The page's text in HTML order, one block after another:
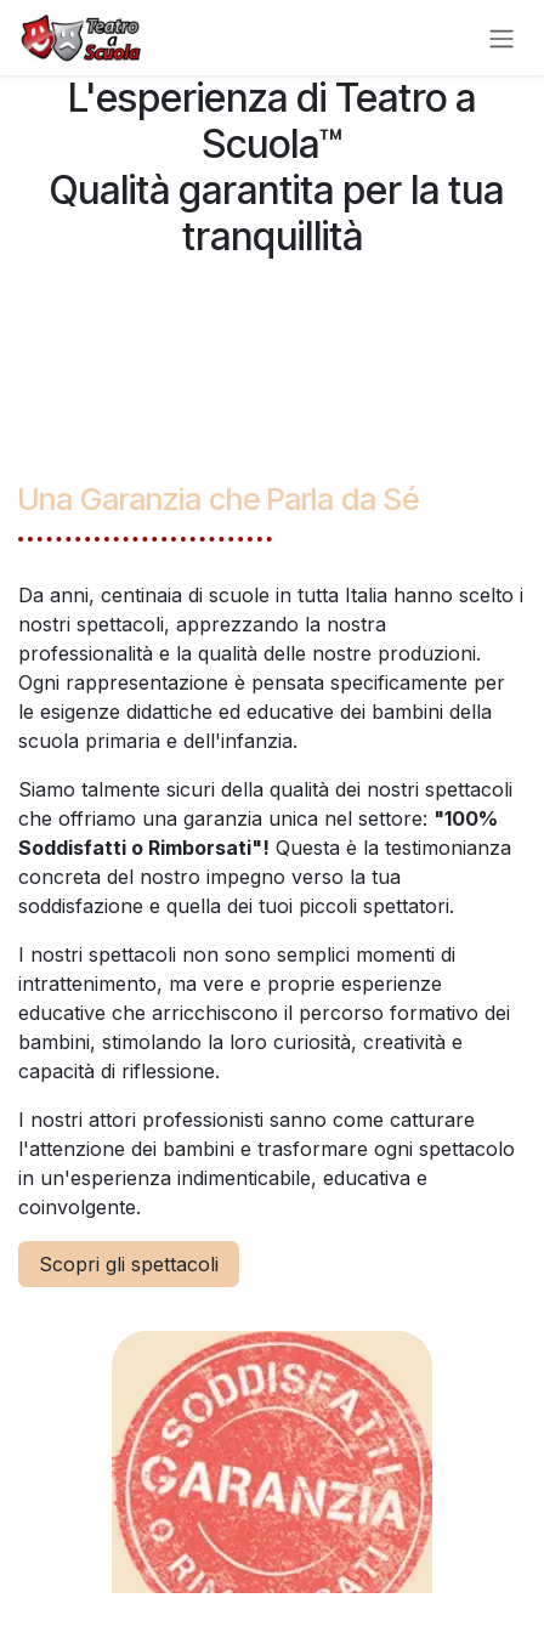
Passa al contenuto
L'esperienza di Teatro a
Scuola™
Qualità garantita per la tua
tranquillità
Una Garanzia che Parla da Sé
Da anni, centinaia di scuole in tutta Italia hanno scelto i
nostri spettacoli, apprezzando la nostra
professionalità e la qualità delle nostre produzioni.
Ogni rappresentazione è pensata specificamente per
le esigenze didattiche ed educative dei bambini della
scuola primaria e dell'infanzia.
Siamo talmente sicuri della qualità dei nostri spettacoli
che offriamo una garanzia unica nel settore: "100%
Soddisfatti o Rimborsati"! Questa è la testimonianza
concreta del nostro impegno verso la tua
soddisfazione e quella dei tuoi piccoli spettatori.
I nostri spettacoli non sono semplici momenti di
intrattenimento, ma vere e proprie esperienze
educative che arricchiscono il percorso formativo dei
bambini, stimolando la loro curiosità, creatività e
capacità di riflessione.
I nostri attori professionisti sanno come catturare
l'attenzione dei bambini e trasformare ogni spettacolo
in un'esperienza indimenticabile, educativa e
coinvolgente.
Scopri gli spettacoli